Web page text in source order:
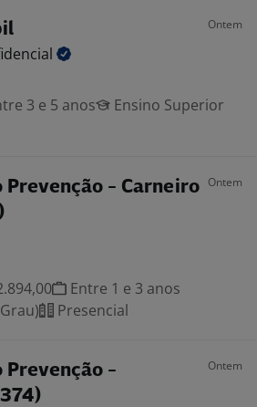
Ontem
3 e 5 anos
Ensino Superior
Prevenção - Carneiro Ontem
Entre 1 e 3 anos
Presencial
Prevenção -
Ontem